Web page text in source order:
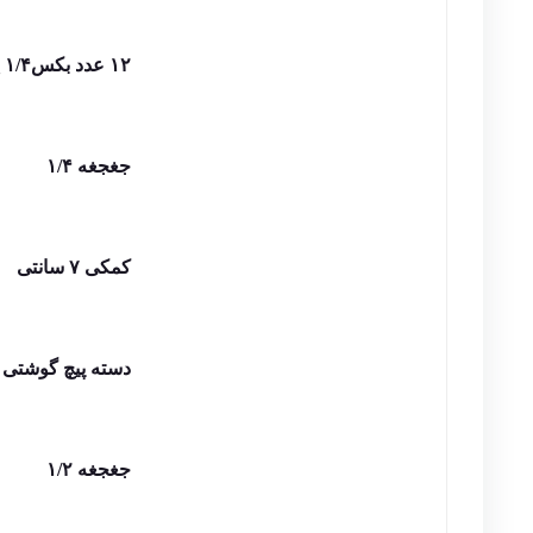
۱۲ عدد بکس۱/۴ _ سایز۴ تا ۱۳
جغجغه ۱/۴
کمکی ۷ سانتی
دسته پیچ
جغجغه ۱/۲